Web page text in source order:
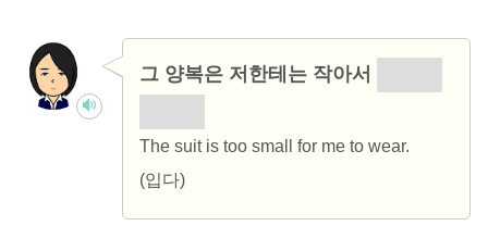
그 양복은 저한테는 작아서
The suit is too small for me to wear.
(입다)